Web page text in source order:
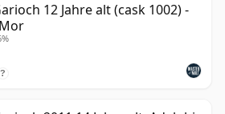
12 Jahre alt (cask 1002) -
?